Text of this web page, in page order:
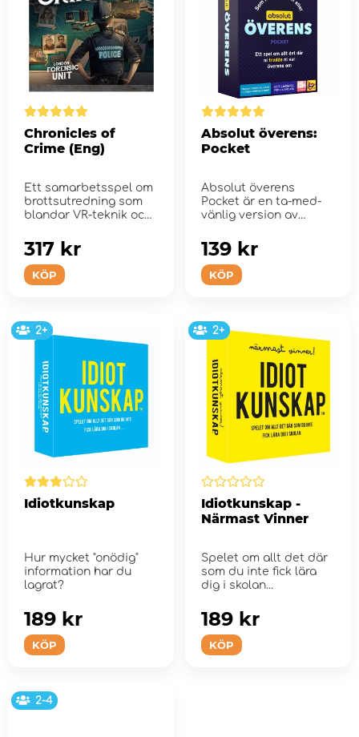
Chronicles of
Crime (Eng)
Ett samarbetsspel om
brottsutredning som
blandar VR-teknik och
KÖP
317 kr
Absolut överens:
Pocket
Absolut överens
Pocket är en ta-med-
vänlig version av
KÖP
139 kr
2+
Idiotkunskap
Hur mycket "onödig"
information har du
lagrat?
KÖP
189 kr
2+
Idiotkunskap -
Närmast Vinner
Spelet om allt det där
som du inte fick lära
dig i skolan...
KÖP
189 kr
2-4